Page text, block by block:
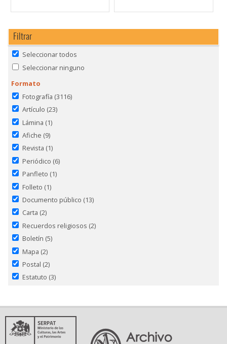
Filtrar
Seleccionar todos
Seleccionar ninguno
Formato
Fotografía (3116)
Artículo (23)
Lámina (1)
Afiche (9)
Revista (1)
Periódico (6)
Panfleto (1)
Folleto (1)
Documento público (13)
Carta (2)
Recuerdos religiosos (2)
Boletín (5)
Mapa (2)
Postal (2)
Estatuto (3)